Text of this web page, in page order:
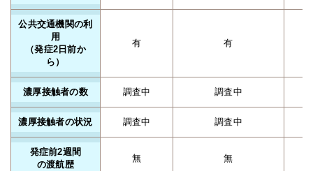
公共交通機関の利
用
（発症2日前か
ら）
有 有
濃厚接触者の数 調査中 調査中
濃厚接触者の状況 調査中 調査中
発症前2週間
の渡航歴
無 無